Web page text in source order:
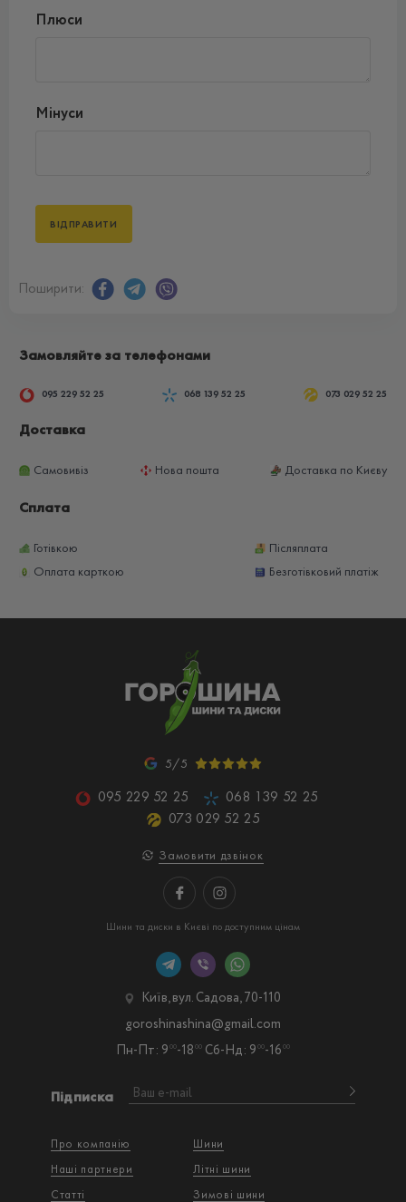
Плюси
Мінуси
Поширити:
Замовляйте за телефонами
095 229 52 25 068 139 52 25 073 029 52 25
Доставка
Самовивіз Нова пошта Доставка по Києву
Сплата
Готівкою
Післяплата
Оплата карткою
Безготівковий платіж
5/5
095 229 52 25
068 139 52 25
073 029 52 25
Замовити дзвінок
Шини та диски в Києві по доступним цінам
Про компанію
Наші партнери
Статті
Шини
Літні шини
Зимові шини
Підписка
Київ, вул. Садова, 70-110
Пн-Пт: 9 00-18 00 Сб-Нд: 9 00-16 00
goroshinashina@gmail.com